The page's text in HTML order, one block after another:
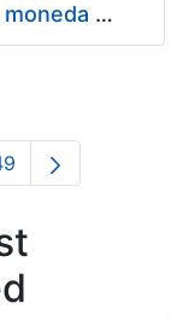
Suministro de estuches para moneda de 30 €
Pages Use
Page